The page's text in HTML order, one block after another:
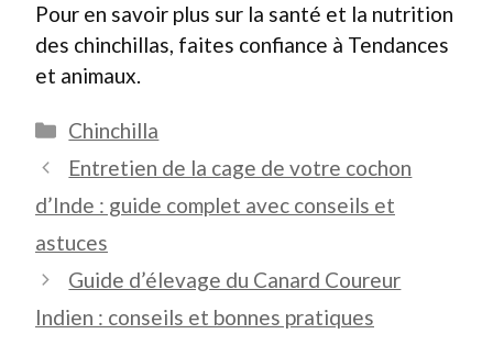
Pour en savoir plus sur la santé et la nutrition
des chinchillas, faites confiance à Tendances
et animaux.
Catégories
Chinchilla
Entretien de la cage de votre cochon
d’Inde : guide complet avec conseils et
astuces
Guide d’élevage du Canard Coureur
Indien : conseils et bonnes pratiques